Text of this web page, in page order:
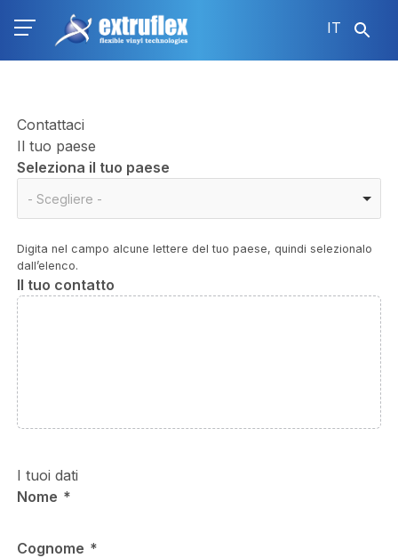
IT
Contattaci
Il tuo paese
Seleziona il tuo paese
paese
- Scegliere -
Digita nel campo alcune lettere del tuo paese, quindi selezionalo
dall’elenco.
Il tuo contatto
I tuoi dati
Nome
Cognome